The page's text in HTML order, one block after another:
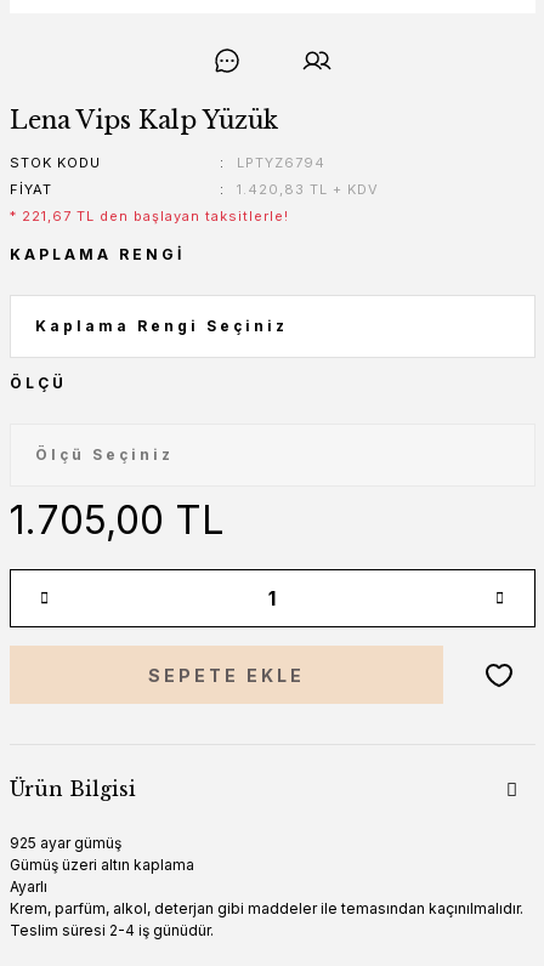
Lena Vips Kalp Yüzük
STOK KODU
LPTYZ6794
FIYAT
1.420,83 TL + KDV
* 221,67 TL den başlayan taksitlerle!
KAPLAMA RENGI
ÖLÇÜ
1.705,00 TL
SEPETE EKLE
Ürün Bilgisi
925 ayar gümüş
Gümüş üzeri altın kaplama
Ayarlı
Krem, parfüm, alkol, deterjan gibi maddeler ile temasından kaçınılmalıdır.
Teslim süresi 2-4 iş günüdür.